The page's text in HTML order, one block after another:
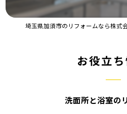
埼玉県加須市のリフォームなら株式
お役立
洗面所と浴室の